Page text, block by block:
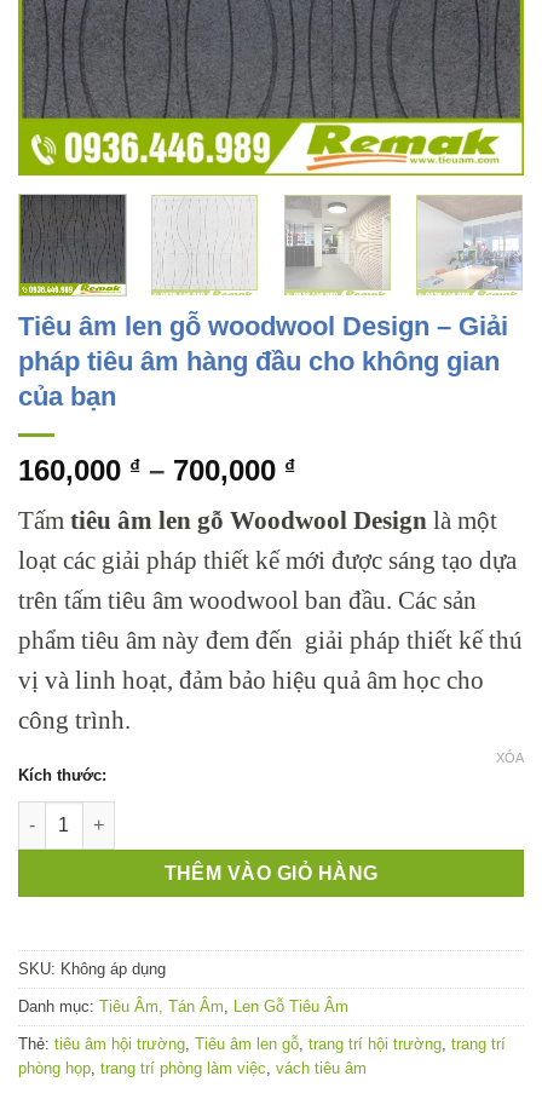
Tiêu âm len gỗ woodwool Design – Giải
pháp tiêu âm hàng đầu cho không gian
của bạn
160,000 ₫ – 700,000 ₫Khoảng
từ
160,000 ₫
đến
700,000 ₫
Tấm tiêu âm len gỗ Woodwool Design là một
loạt các giải pháp thiết kế mới được sáng tạo dựa
trên tấm tiêu âm woodwool ban đầu. Các sản
phẩm tiêu âm này đem đến giải pháp thiết kế thú
vị và linh hoạt, đảm bảo hiệu quả âm học cho
công trình.
Kích thước:
XÓA
Tiêu âm len gỗ woodwool Design - Giải pháp tiêu âm hàng
THÊM VÀO GIỎ HÀNG
SKU: Không áp dụng
Danh mục: Tiêu Âm, Tán Âm Len Gỗ Tiêu Âm
Thẻ: tiêu âm hội trường Tiêu âm len gỗ trang trí hội trường trang trí
phòng họp trang trí phòng làm việc vách tiêu âm